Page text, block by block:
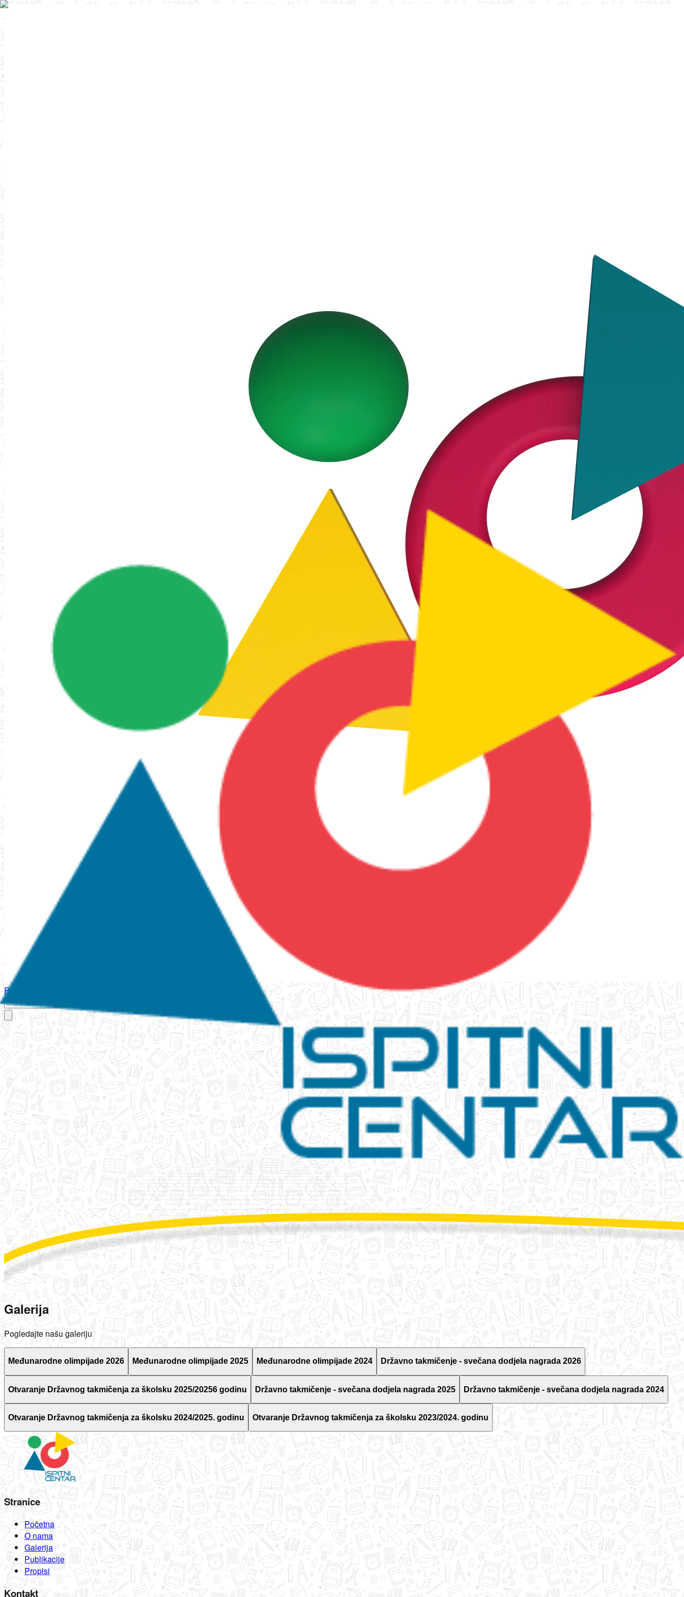
Početna
Galerija
Pogledajte našu galeriju
Međunarodne olimpijade 2026 Međunarodne olimpijade 2025 Međunarodne olimpijade 2024 Državno takmičenje - svečana dodjela nagrada 2026
Otvaranje Državnog takmičenja za školsku 2025/20256 godinu Državno takmičenje - svečana dodjela nagrada 2025 Državno takmičenje - svečana dodjela nagrada 2024
Otvaranje Državnog takmičenja za školsku 2024/2025. godinu Otvaranje Državnog takmičenja za školsku 2023/2024. godinu
Stranice
Početna
O nama
Galerija
Publikacije
Propisi
Kontakt